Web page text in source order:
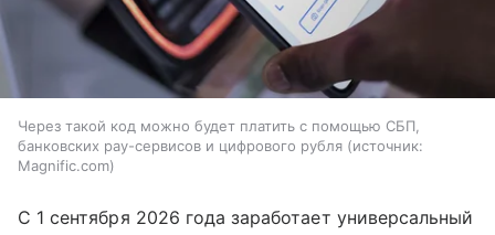
Через такой код можно будет платить с помощью СБП,
банковских pay-сервисов и цифрового рубля
источник:
Magnific.com
С 1 сентября 2026 года заработает универсальный